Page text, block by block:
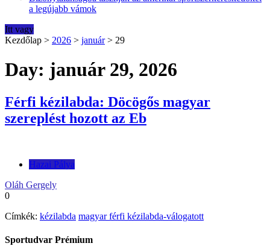
a legújabb vámok
Itt vagy
Kezdőlap > 2026 > január > 29
Day: január 29, 2026
Férfi kézilabda: Döcögős magyar
szereplést hozott az Eb
Hazai Pálya
Oláh Gergely
0
Címkék: kézilabda magyar férfi kézilabda-válogatott
Sportudvar Prémium